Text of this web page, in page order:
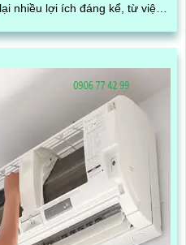
nhiều lợi ích đáng kể, từ việc
cao hiệu quả an ninh